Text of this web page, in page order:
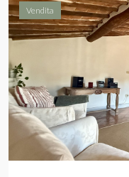
Vendita